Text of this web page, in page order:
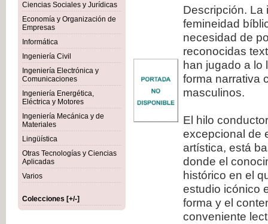
Ciencias Sociales y Jurídicas
Economía y Organización de
Empresas
Informática
Ingeniería Civil
Ingeniería Electrónica y
Comunicaciones
Ingeniería Energética,
Eléctrica y Motores
Ingeniería Mecánica y de
Materiales
Lingüística
Otras Tecnologías y Ciencias
Aplicadas
Varios
Colecciones [+/-]
Descripción. La
femineidad
necesidad de
reconocidas
han jugado a lo
forma narrativa
masculinos.
El hilo
excepcional de
artística, está
donde el
histórico en el
estudio icónico
forma y el
conveniente